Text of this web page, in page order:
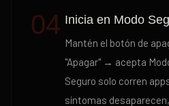
04 Inicia en Modo
Mantén el botón de
"Apagar" → acepta
Seguro solo corren
síntomas